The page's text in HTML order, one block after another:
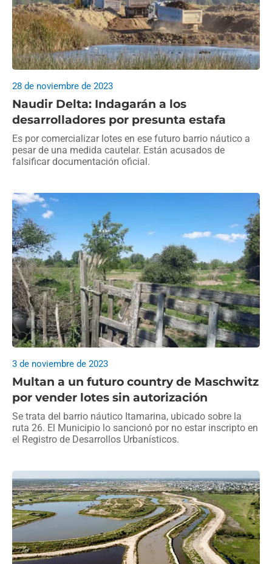
Naudir Delta: Indagarán a los
desarrolladores por presunta estafa
28 de noviembre de 2023
Es por comercializar lotes en ese futuro barrio náutico a
pesar de una medida cautelar. Están acusados de
falsificar documentación oficial.
Multan a un futuro country de Maschwitz
por vender lotes sin autorización
3 de noviembre de 2023
Se trata del barrio náutico Itamarina, ubicado sobre la
ruta 26. El Municipio lo sancionó por no estar inscripto en
el Registro de Desarrollos Urbanísticos.